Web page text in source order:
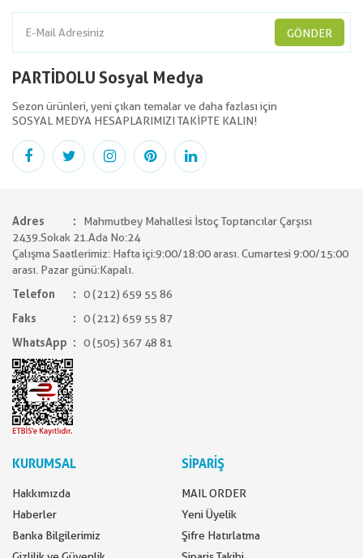
GÖNDER
PARTİDOLU Sosyal Medya
Sezon ürünleri, yeni çıkan temalar ve daha fazlası için
SOSYAL MEDYA HESAPLARIMIZI TAKİPTE KALIN!
Adres
Mahmutbey Mahallesi İstoç Toptancılar Çarşısı
2439.Sokak 21.Ada No:24
Çalışma Saatlerimiz: Hafta içi:9:00/18:00 arası. Cumartesi 9:00/15:00
arası. Pazar günü:Kapalı.
Telefon
0 (212) 659 55 86
Faks
0 (212) 659 55 87
WhatsApp
0 (505) 367 48 81
KURUMSAL
Hakkımızda
Haberler
Banka Bilgilerimiz
SİPARİŞ
MAIL ORDER
Yeni Üyelik
Şifre Hatırlatma